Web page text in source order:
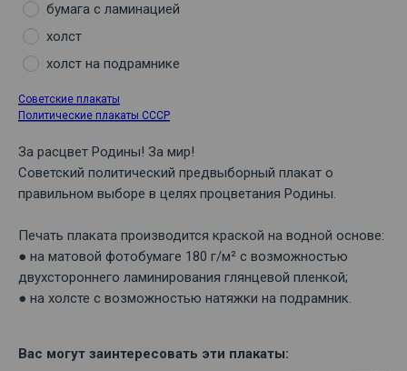
бумага с ламинацией
холст
холст на подрамнике
Советские плакаты
Политические плакаты СССР
За расцвет Родины! За мир!
Советский политический предвыборный плакат о
правильном выборе в целях процветания Родины.
Печать плаката производится краской на водной основе:
● на матовой фотобумаге 180 г/м² с возможностью
двухстороннего ламинирования глянцевой пленкой;
● на холсте с возможностью натяжки на подрамник.
Вас могут заинтересовать эти плакаты: